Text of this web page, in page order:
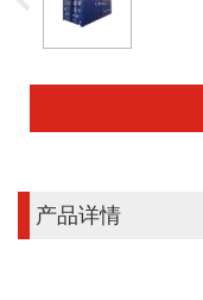
产品详情